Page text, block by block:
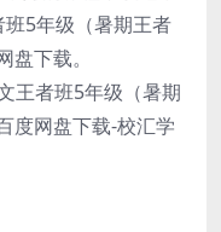
5年级（暑期王者
下载。